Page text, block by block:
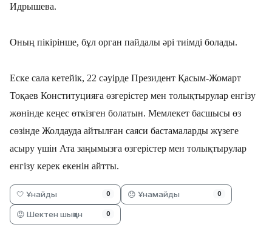
Идрышева.
Оның пікірінше, бұл орган пайдалы әрі тиімді болады.
Еске сала кетейік, 22 сәуірде Президент Қасым-Жомарт
Тоқаев Конституцияға өзгерістер мен толықтырулар енгізу
жөнінде кеңес өткізген болатын. Мемлекет басшысы өз
сөзінде Жолдауда айтылған саяси бастамаларды жүзеге
асыру үшін Ата заңымызға өзгерістер мен толықтырулар
енгізу керек екенін айтты.
🤍 Ұнайды 0 😞 Ұнамайды 0
😡 Шектен шыққан 0